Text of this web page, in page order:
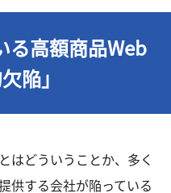
る高額商品Web
陥」
はどういうことか、多く
供する会社が陥っている